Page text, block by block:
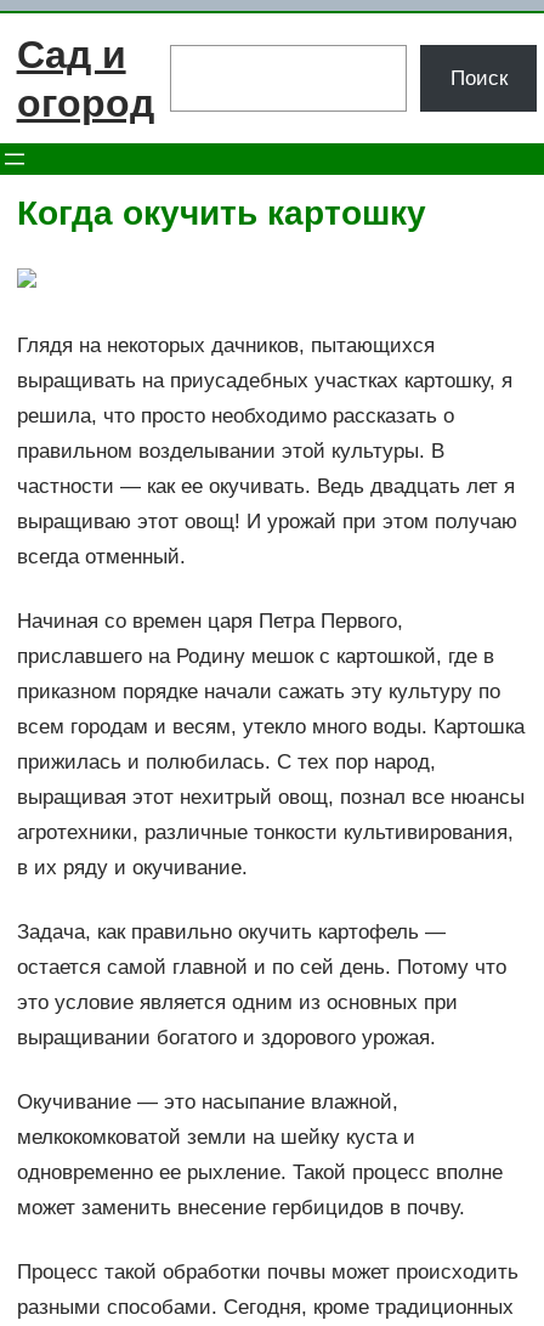
Перейти
Сад и
огород
Поиск
Когда окучить картошку
Глядя на некоторых дачников, пытающихся
выращивать на приусадебных участках картошку, я
решила, что просто необходимо рассказать о
правильном возделывании этой культуры. В
частности — как ее окучивать. Ведь двадцать лет я
выращиваю этот овощ! И урожай при этом получаю
всегда отменный.
Начиная со времен царя Петра Первого,
приславшего на Родину мешок с картошкой, где в
приказном порядке начали сажать эту культуру по
всем городам и весям, утекло много воды. Картошка
прижилась и полюбилась. С тех пор народ,
выращивая этот нехитрый овощ, познал все нюансы
агротехники, различные тонкости культивирования,
в их ряду и окучивание.
Задача, как правильно окучить картофель —
остается самой главной и по сей день. Потому что
это условие является одним из основных при
выращивании богатого и здорового урожая.
Окучивание — это насыпание влажной,
мелкокомковатой земли на шейку куста и
одновременно ее рыхление. Такой процесс вполне
может заменить внесение гербицидов в почву.
Процесс такой обработки почвы может происходить
разными способами. Сегодня, кроме традиционных